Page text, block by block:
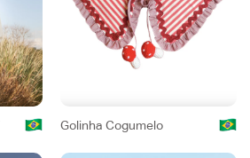
Golinha Cogumelo